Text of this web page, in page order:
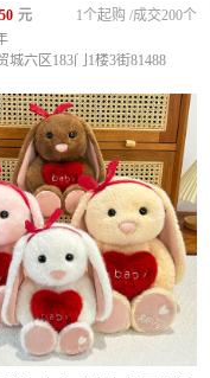
元 成交200个
1个起购 /
城六区183门1楼3街81488